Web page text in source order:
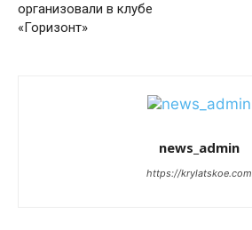
организовали в клубе
«Горизонт»
news_admin
https://krylatskoe.com